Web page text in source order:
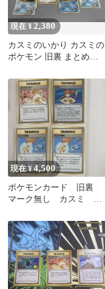
現在 ¥2,380
カスミのいかり カスミの
ポケモン 旧裏 まとめ売
現在 ¥4,500
ポケモンカード 旧裏
マーク無し カスミ カ
勝負